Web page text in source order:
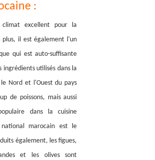
:
excellent pour la
il est également l'un
qui est auto-suffisante
ingrédients utilisés dans la
Nord et l'Ouest du pays
de poissons, mais aussi
dans la cuisine
marocain est le
également, les figues,
et les olives sont